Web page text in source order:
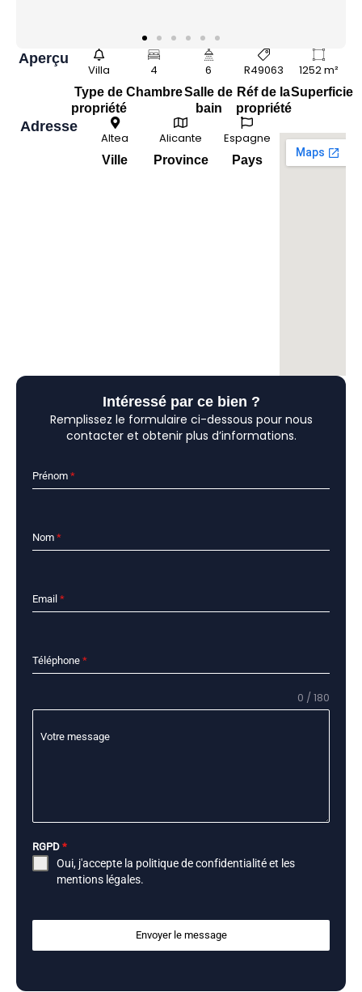
Aperçu
Villa
Type de
propriété
4
Chambre
6
Salle de
bain
R49063
Réf de la
propriété
1252 m²
Superficie
Adresse
Altea
Ville
Alicante
Province
Espagne
Pays
Intéressé par ce bien ?
Remplissez le formulaire ci-dessous pour nous
contacter et obtenir plus d’informations.
Prénom *
Nom *
Email *
Téléphone *
Votre message
0 / 180
RGPD *
Oui, j'accepte la politique de confidentialitéet les
mentions légales.
Envoyer le message